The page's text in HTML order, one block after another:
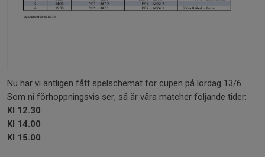
Nu har vi äntligen fått spelschemat för cupen på lördag 13/6.
Som ni förhoppningsvis ser, så är våra matcher följande tider:
Kl 12.30
Kl 14.00
Kl 15.00